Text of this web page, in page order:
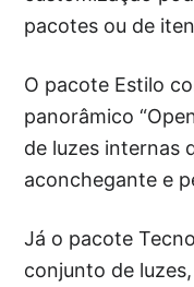
pacotes ou de
O pacote Estilo
panorâmico
de luzes internas
aconchegante e
Já o pacote
conjunto de